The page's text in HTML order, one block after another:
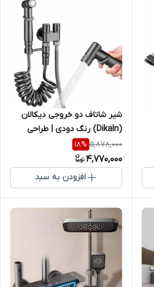
شیر شاتاف دو خروجی دیکالان
(Dikaln) رنگ دودی | طراحی
لوکس + مدل دو خروجی مجزا
5,878,000
18%
4,770,000
افزودن به سبد